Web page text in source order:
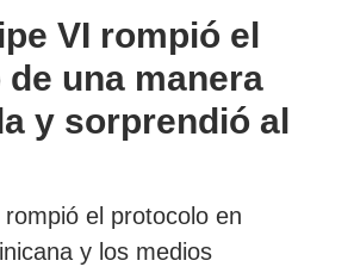
VI rompió el
una manera
y sorprendió al
el protocolo en
y los medios